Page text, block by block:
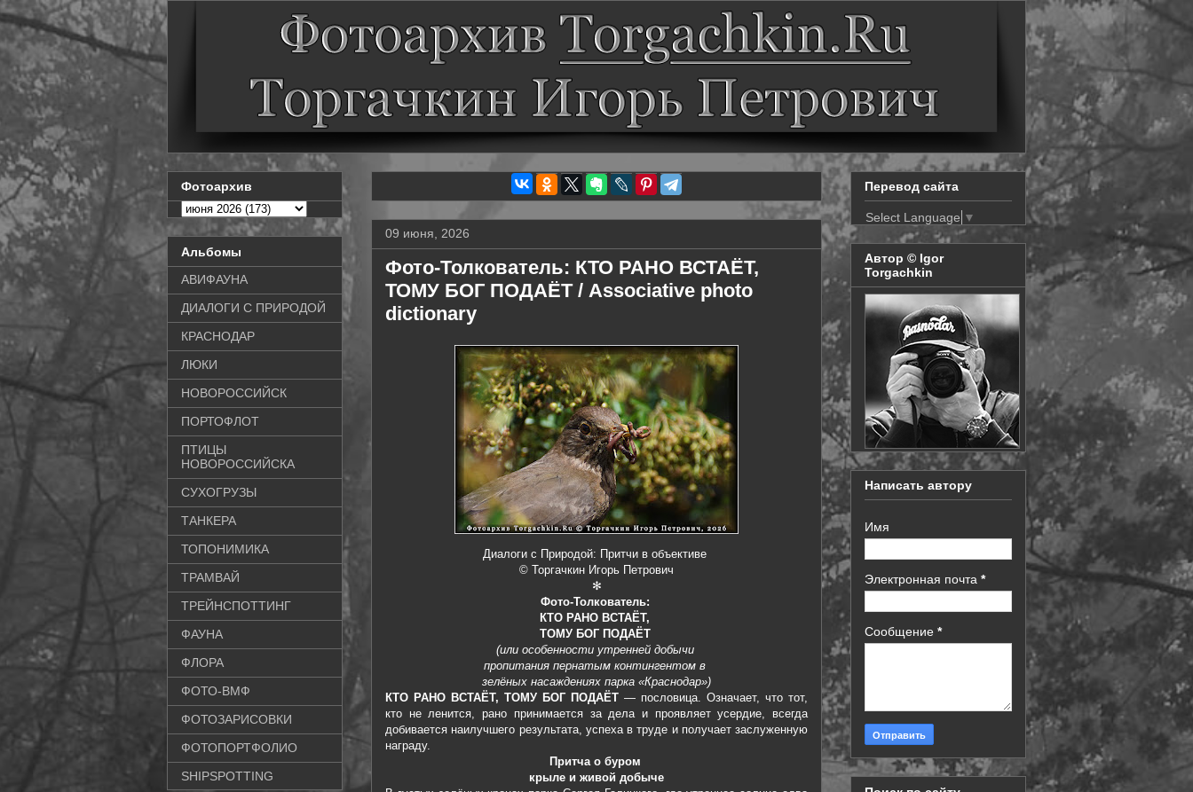
09 июня, 2026
Фото-Толкователь: КТО РАНО ВСТАЁТ,
ТОМУ БОГ ПОДАЁТ / Associative photo
dictionary
Диалоги с Природой: Притчи в объективе
© Торгачкин Игорь Петрович
✻
Фото-Толкователь:
КТО РАНО ВСТАЁТ,
ТОМУ БОГ ПОДАЁТ
(или особенности утренней добычи
пропитания пернатым контингентом в
зелёных насаждениях парка «Краснодар»)
КТО РАНО ВСТАЁТ, ТОМУ БОГ ПОДАЁТ — пословица. Означает, что тот,
кто не ленится, рано принимается за дела и проявляет усердие, всегда
добивается наилучшего результата, успеха в труде и получает заслуженную
награду.
Притча о буром
крыле и живой добыче
Фотоархив
Альбомы
АВИФАУНА
ДИАЛОГИ С ПРИРОДОЙ
КРАСНОДАР
ЛЮКИ
НОВОРОССИЙСК
ПОРТОФЛОТ
ПТИЦЫ
НОВОРОССИЙСКА
СУХОГРУЗЫ
ТАНКЕРА
ТОПОНИМИКА
ТРАМВАЙ
ТРЕЙНСПОТТИНГ
ФАУНА
ФЛОРА
ФОТО-ВМФ
ФОТОЗАРИСОВКИ
ФОТОПОРТФОЛИО
SHIPSPOTTING
Перевод сайта
Select Language ▼
Автор © Igor
Torgachkin
Написать автору
Имя
Электронная почта *
Сообщение *